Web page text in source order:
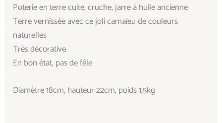
Poterie en terre cuite, cruche, jarre à huile ancienne
Terre vernissée avec ce joli camaïeu de couleurs
naturelles
Très décorative
En bon état, pas de fêle
Diamètre 18cm, hauteur 22cm, poids 1,5kg